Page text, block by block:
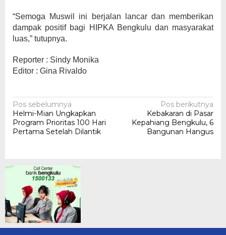
“Semoga Muswil ini berjalan lancar dan memberikan
dampak positif bagi HIPKA Bengkulu dan masyarakat
luas,” tutupnya.
Reporter : Sindy Monika
Editor : Gina Rivaldo
Navigasi
pos
Pos sebelumnya
Helmi-Mian Ungkapkan
Program Prioritas 100 Hari
Pertama Setelah Dilantik
Pos berikutnya
Kebakaran di Pasar
Kepahiang Bengkulu, 6
Bangunan Hangus